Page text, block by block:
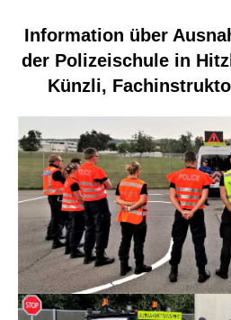
Information über
der Polizeischule in
Künzli,